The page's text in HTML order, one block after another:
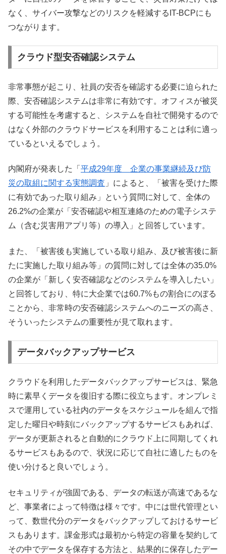
なく、サイバー攻撃などのリスクを軽減するIT-BCPにも
つながります。
クラウド型安否確認システム
非常事態が起こり、社員の安否を確認する必要に迫られた
際、安否確認システムは非常に有効です。オフィスが被災
する可能性を考慮すると、システムを自社で開発するので
はなく外部のクラウドサービスを利用することは利に適っ
ているといえるでしょう。
内閣府が発表した「 平成29年度 企業の事業継続及び防
災の取組に関する実態調査 」によると、「被害を受けた際
に有効であった取り組み」という質問に対して、全体の
26.2%の企業が「安否確認や相互連絡のための電子システ
ム（含む災害用アプリ等）の導入」と回答しています。
また、「被害後も実施している取り組み、及び被害後に新
たに実施した取り組み等」の質問に対しては全体の35.0%
の企業が「新しく安否確認などのシステムを導入したい」
と回答しており、特に大企業では60.7%もの割合にのぼる
ことから、非常時の安否確認システムへのニーズの高さ、
そういったシステムの重要性が見て取れます。
データバックアップサービス
クラウドを利用したデータバックアップサービスは、緊急
時に素早くデータを復旧する際に役立ちます。オンプレミ
スで運用している社内のデータをスケジュールを組んで指
定した曜日や時刻にバックアップするサービスもあれば、
データが更新されると自動的にクラウド上に同期してくれ
るサービスもあるので、状況に応じて自社に適したものを
使い分けると良いでしょう。
セキュリティが強固である、データの転送が高速であるな
ど、事業者によって特徴は様々です。中には世代管理とい
って、数世代分のデータをバックアップしておけるサービ
スもあります。課金形式は最初から特定の容量を契約して
その中でデータを保存する方法と、結果的に保存したデー